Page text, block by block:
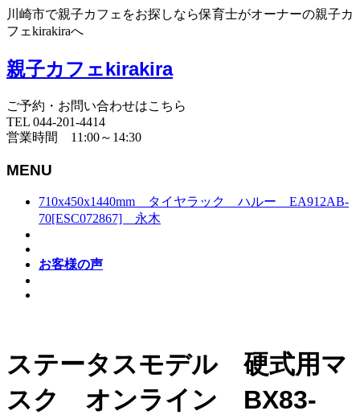
川崎市で親子カフェをお探しなら保育士がオーナーの親子カ
フェkirakiraへ
親子カフェkirakira
ご予約・お問い合わせはこちら
TEL 044-201-4414
営業時間 11:00～14:30
MENU
710x450x1440mm タイヤラック ハルー EA912AB-
70[ESC072867] 永木
お客様の声
ステータスモデル 硬式用マ
スク オンライン BX83-